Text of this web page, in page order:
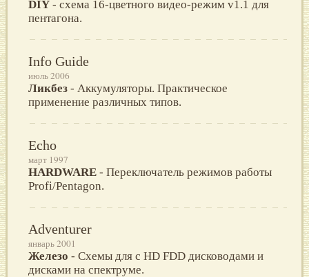
DIY - схема 16-цветного видео-режим v1.1 для
пентагона.
Info Guide
июль 2006
Ликбез - Аккумуляторы. Практическое
применение различных типов.
Echo
март 1997
HARDWARE - Переключатель режимов работы
Profi/Pentagon.
Adventurer
январь 2001
Железо - Схемы для с HD FDD дисководами и
дисками на спектруме.